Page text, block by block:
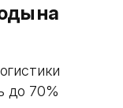
на
до 70%